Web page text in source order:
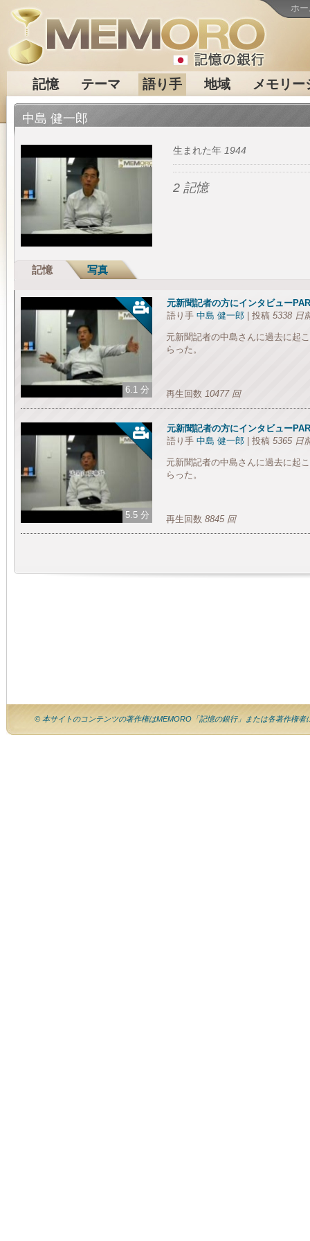
記憶 テーマ 語り手 地域 メモリー
ホ
中島 健一郎
生まれた年 1944
2 記憶
記憶 写真
6.1 分
元新聞記者の方にインタビュー
語り手 中島 健一郎 | 投稿 5338 日
元新聞記者の中島さんに過去に起
らった。
再生回数 10477 回
5.5 分
元新聞記者の方にインタビュー
語り手 中島 健一郎| 投稿 5365 日
元新聞記者の中島さんに過去に起
らった。
再生回数 8845 回
© 本サイトのコンテンツの著作権はMEMORO「記憶の銀行」または各著作権者